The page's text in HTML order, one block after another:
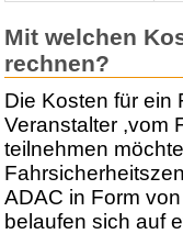
Mit welchen
rechnen?
Die Kosten für ein
Veranstalter ,vom
teilnehmen
ADAC in Form
belaufen sich auf